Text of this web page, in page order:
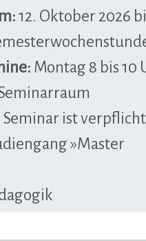
12. Oktober 2026
Montag 8 bis 10
Seminar ist
»Master